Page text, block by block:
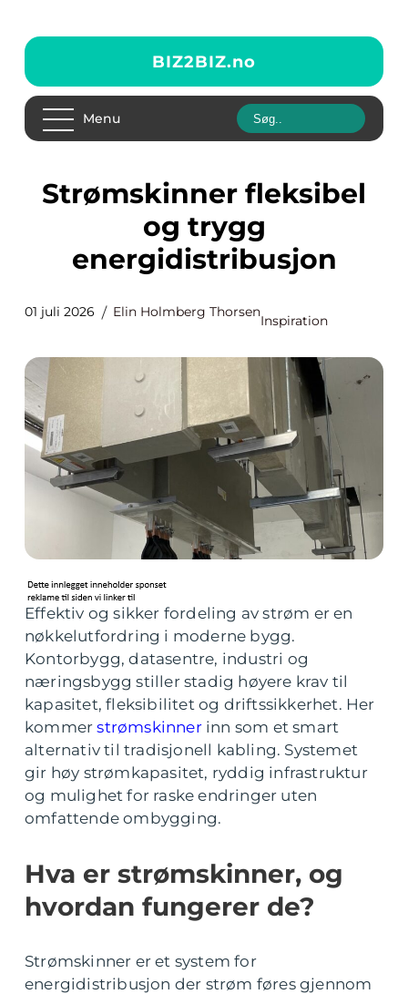
BIZ2BIZ.no
Menu
Strømskinner fleksibel
og trygg
energidistribusjon
01 juli 2026 Elin Holmberg Thorsen
Inspiration
Effektiv og sikker fordeling av strøm er en
nøkkelutfordring i moderne bygg.
Kontorbygg, datasentre, industri og
næringsbygg stiller stadig høyere krav til
kapasitet, fleksibilitet og driftssikkerhet. Her
kommerstrømskinnerinn som et smart
alternativ til tradisjonell kabling. Systemet
gir høy strømkapasitet, ryddig infrastruktur
og mulighet for raske endringer uten
omfattende ombygging.
Hva er strømskinner, og
hvordan fungerer de?
Strømskinner er et system for
energidistribusjon der strøm føres gjennom